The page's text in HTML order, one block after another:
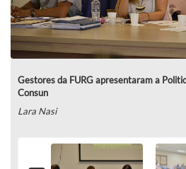
Gestores da FURG apresentaram a
Consun
Lara Nasi